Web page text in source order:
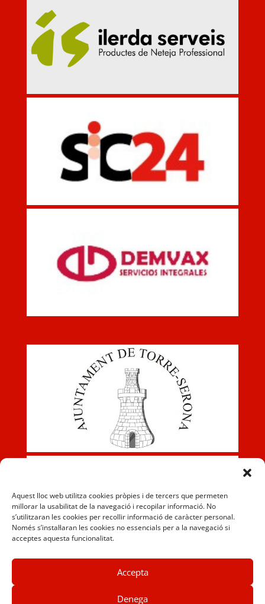
Aquest lloc web utilitza cookies pròpies i de tercers que permeten
millorar la usabilitat de la navegació i recopilar informació. No
s’utilitzaran les cookies per recollir informació de caràcter personal.
Només s’instal·laran les cookies no essencials per a la navegació si
acceptes aquesta funcionalitat.
Accepta
Denega